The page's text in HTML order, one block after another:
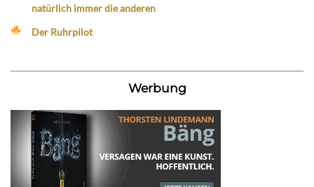
natürlich immer die anderen
Der Ruhrpilot
Werbung